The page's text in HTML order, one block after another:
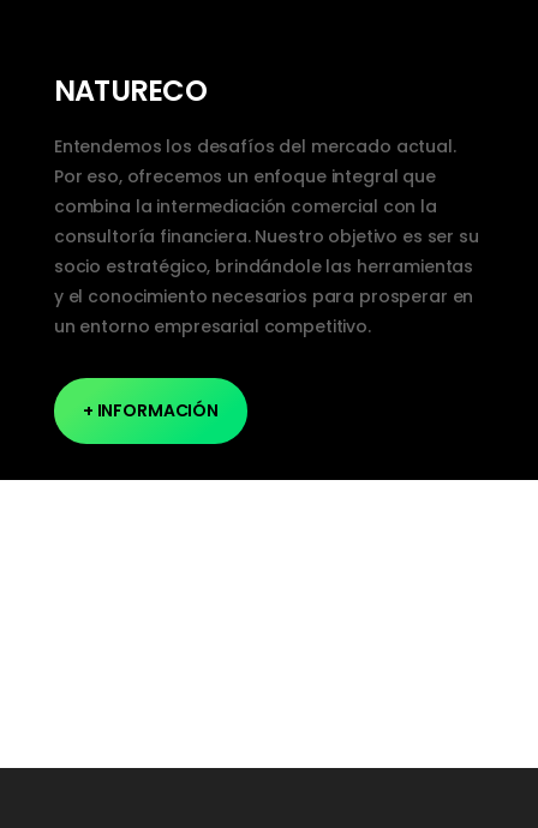
NATURECO
Entendemos los desafíos del mercado actual.
Por eso, ofrecemos un enfoque integral que
combina la intermediación comercial con la
consultoría financiera. Nuestro objetivo es ser su
socio estratégico, brindándole las herramientas
y el conocimiento necesarios para prosperar en
un entorno empresarial competitivo.
+ INFORMACIÓN